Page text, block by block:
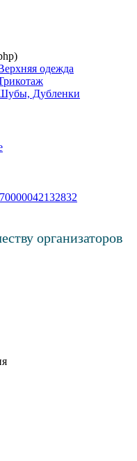
одежда
Шубы, Дубленки
организаторов